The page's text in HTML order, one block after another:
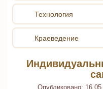
Технология
Краеведение
Опубликовано: